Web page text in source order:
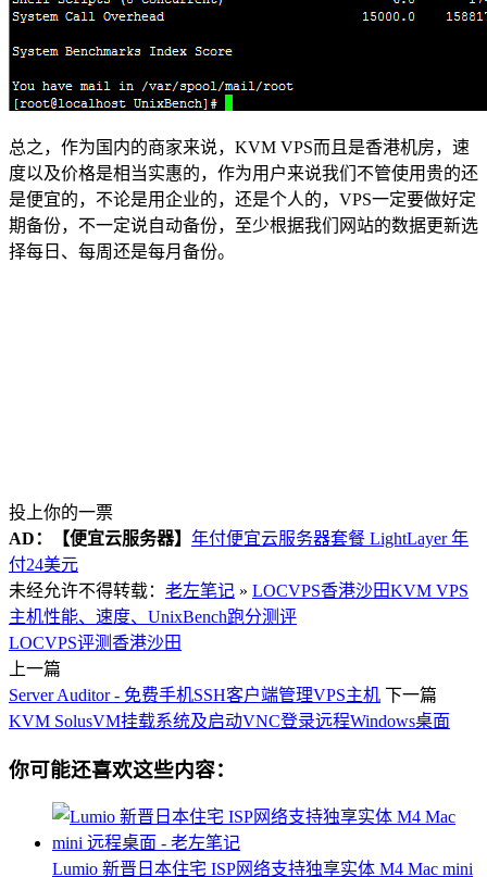
总之，作为国内的商家来说，KVM VPS而且是香港机房，速
度以及价格是相当实惠的，作为用户来说我们不管使用贵的还
是便宜的，不论是用企业的，还是个人的，VPS一定要做好定
期备份，不一定说自动备份，至少根据我们网站的数据更新选
择每日、每周还是每月备份。
投上你的一票
AD：
【便宜云服务器】 年付便宜云服务器套餐 LightLayer 年
付24美元
未经允许不得转载： 老左笔记 » LOCVPS香港沙田KVM VPS
主机性能、速度、UnixBench跑分测评
LOCVPS评测 香港沙田
上一篇
Server Auditor - 免费手机SSH客户端管理VPS主机 下一篇
KVM SolusVM挂载系统及启动VNC登录远程Windows桌面
你可能还喜欢这些内容：
Lumio 新晋日本住宅 ISP网络支持独享实体 M4 Mac mini